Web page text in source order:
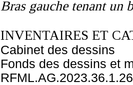
Bras gauche tenant un
INVENTAIRES ET
Cabinet des dessins
Fonds des dessins et